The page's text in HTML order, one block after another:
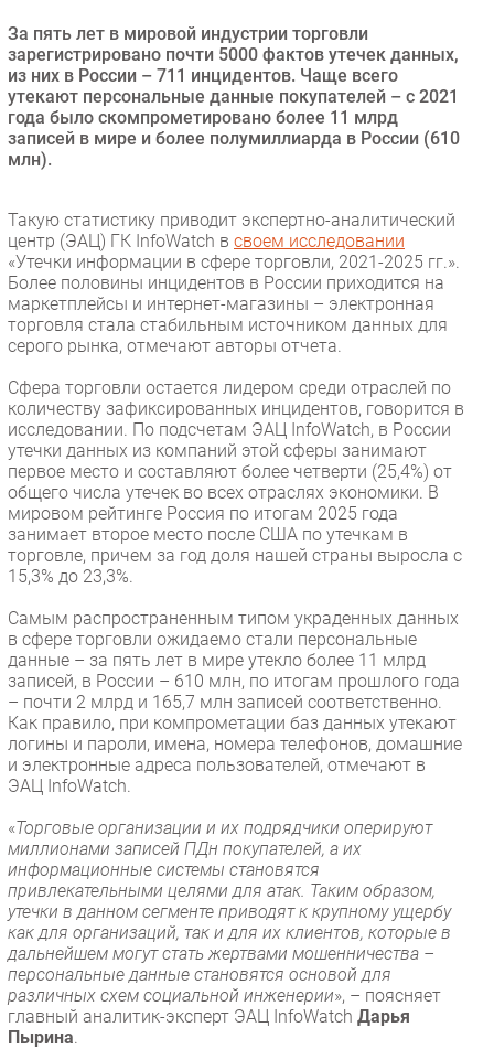
Безопасность
Инновации
CIO/Управление ИТ
Гаджеты
Здоровье
РАЗДЕЛЫ
Новости
Аналитика
Интервью
Мероприятия
Проекты
IT класс
Тестовый стенд
Каталог компаний
За пять лет в мировой индустрии торговли
зарегистрировано почти 5000 фактов утечек данных,
из них в России – 711 инцидентов. Чаще всего
утекают персональные данные покупателей – с 2021
года было скомпрометировано более 11 млрд
записей в мире и более полумиллиарда в России (610
млн).
Такую статистику приводит экспертно-аналитический
центр (ЭАЦ) ГК InfoWatch в своем исследовании
«Утечки информации в сфере торговли, 2021-2025 гг.».
Более половины инцидентов в России приходится на
маркетплейсы и интернет-магазины – электронная
торговля стала стабильным источником данных для
серого рынка, отмечают авторы отчета.
Сфера торговли остается лидером среди отраслей по
количеству зафиксированных инцидентов, говорится в
исследовании. По подсчетам ЭАЦ InfoWatch, в России
утечки данных из компаний этой сферы занимают
первое место и составляют более четверти (25,4%) от
общего числа утечек во всех отраслях экономики. В
мировом рейтинге Россия по итогам 2025 года
занимает второе место после США по утечкам в
торговле, причем за год доля нашей страны выросла с
15,3% до 23,3%.
Самым распространенным типом украденных данных
в сфере торговли ожидаемо стали персональные
данные – за пять лет в мире утекло более 11 млрд
записей, в России – 610 млн, по итогам прошлого года
– почти 2 млрд и 165,7 млн записей соответственно.
Как правило, при компрометации баз данных утекают
логины и пароли, имена, номера телефонов, домашние
и электронные адреса пользователей, отмечают в
ЭАЦ InfoWatch.
«Торговые организации и их подрядчики оперируют
миллионами записей ПДн покупателей, а их
информационные системы становятся
привлекательными целями для атак. Таким образом,
утечки в данном сегменте приводят к крупному ущербу
как для организаций, так и для их клиентов, которые в
дальнейшем могут стать жертвами мошенничества –
персональные данные становятся основой для
различных схем социальной инженерии», – поясняет
главный аналитик-эксперт ЭАЦ InfoWatch Дарья
Пырина